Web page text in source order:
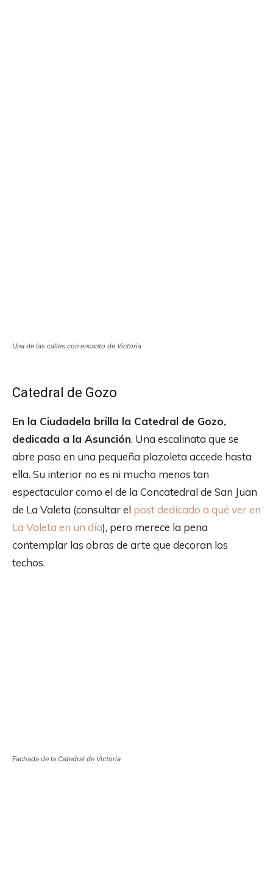
Una de las calles con encanto de Victoria
Catedral de Gozo
En la Ciudadela brilla la Catedral de Gozo,
dedicada a la Asunción. Una escalinata que se
abre paso en una pequeña plazoleta accede hasta
ella. Su interior no es ni mucho menos tan
espectacular como el de la Concatedral de San Juan
de La Valeta (consultar el post dedicado a qué ver en
La Valeta en un día), pero merece la pena
contemplar las obras de arte que decoran los
techos.
Fachada de la Catedral de Victoria